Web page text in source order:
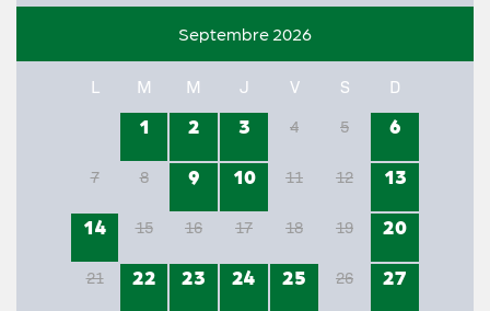
Septembre 2026
L M M J V S D
1 2 3 4 5 6
7 8 9 10 11 12
13
14
15 16 17 18 19 20
21 22 23 24 25 26
27